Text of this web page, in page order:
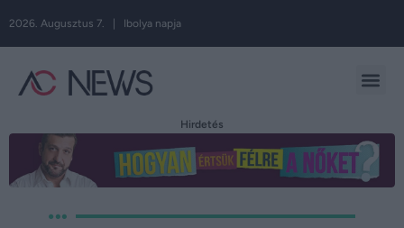
2026. Augusztus 7. | Ibolya napja
Hirdetés